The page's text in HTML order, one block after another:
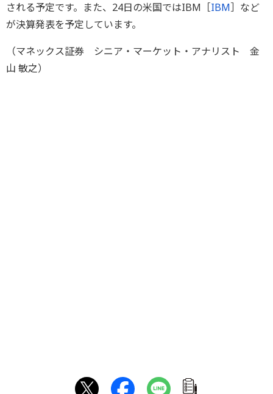
される予定です。また、24日の米国ではIBM［IBM］など
が決算発表を予定しています。
（マネックス証券 シニア・マーケット・アナリスト 金
山 敏之）